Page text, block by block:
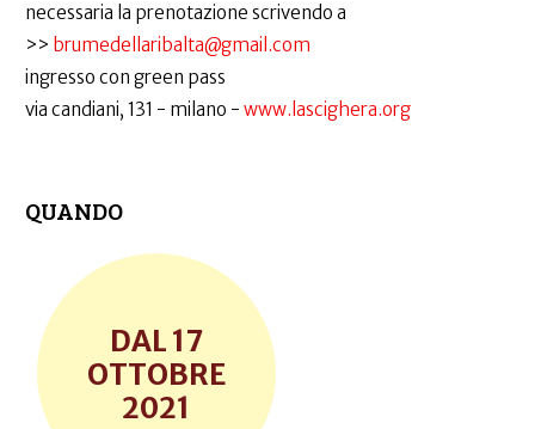
necessaria la prenotazione scrivendo a
>> brumedellaribalta@gmail.com
ingresso con green pass
via candiani, 131 - milano - www.lascighera.org
QUANDO
17
OTTOBRE
2021